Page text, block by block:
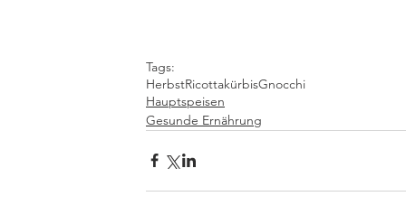
Tags:
HerbstRicottakürbisGnocchi
Hauptspeisen
Gesunde Ernährung